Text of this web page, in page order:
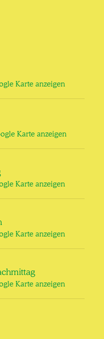
Karte anzeigen
Karte anzeigen
Karte anzeigen
Karte anzeigen
Karte anzeigen